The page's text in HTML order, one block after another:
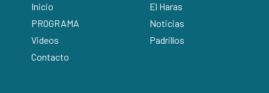
Inicio
El Haras
PROGRAMA
Noticias
Videos
Padrillos
Contacto